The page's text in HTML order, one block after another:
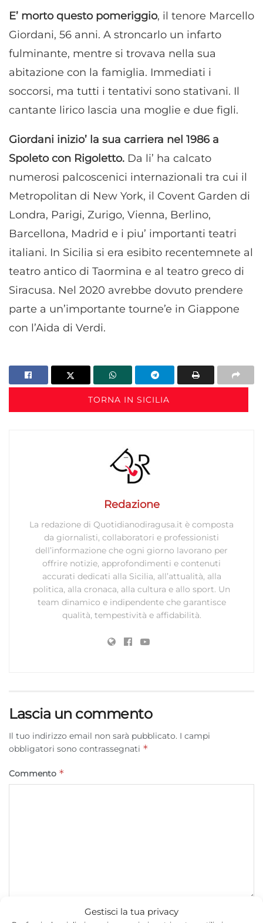
Gestisci la tua privacy
E’ morto questo pomeriggio, il tenore Marcello
Giordani, 56 anni. A stroncarlo un infarto
fulminante, mentre si trovava nella sua
abitazione con la famiglia. Immediati i
soccorsi, ma tutti i tentativi sono stativani. Il
cantante lirico lascia una moglie e due figli.
Giordani inizio’ la sua carriera nel 1986 a
Spoleto con Rigoletto. Da li’ ha calcato
numerosi palcoscenici internazionali tra cui il
Metropolitan di New York, il Covent Garden di
Londra, Parigi, Zurigo, Vienna, Berlino,
Barcellona, Madrid e i piu’ importanti teatri
italiani. In Sicilia si era esibito recentemnete al
teatro antico di Taormina e al teatro greco di
Siracusa. Nel 2020 avrebbe dovuto prendere
parte a un’importante tourne’e in Giappone
con l’Aida di Verdi.
TORNA IN SICILIA
Redazione
La redazione di Quotidianodiragusa.it è composta
da giornalisti, collaboratori e professionisti
dell’informazione che ogni giorno lavorano per
offrire notizie, approfondimenti e contenuti
accurati dedicati alla Sicilia, all’attualità, alla
politica, alla cronaca, alla cultura e allo sport. Un
team dinamico e indipendente che garantisce
qualità, tempestività e affidabilità.
Lascia un commento
Il tuo indirizzo email non sarà pubblicato. I campi
obbligatori sono contrassegnati *
Commento *